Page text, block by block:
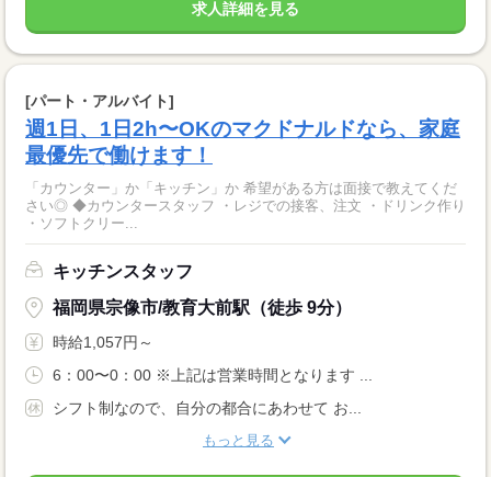
求人詳細を見る
[パート・アルバイト]
週1日、1日2h〜OKのマクドナルドなら、家庭
最優先で働けます！
「カウンター」か「キッチン」か 希望がある方は面接で教えてくだ
さい◎ ◆カウンタースタッフ ・レジでの接客、注文 ・ドリンク作り
・ソフトクリー...
キッチンスタッフ
福岡県宗像市/教育大前駅（徒歩 9分）
時給1,057円～
6：00〜0：00 ※上記は営業時間となります ...
シフト制なので、自分の都合にあわせて お...
もっと見る